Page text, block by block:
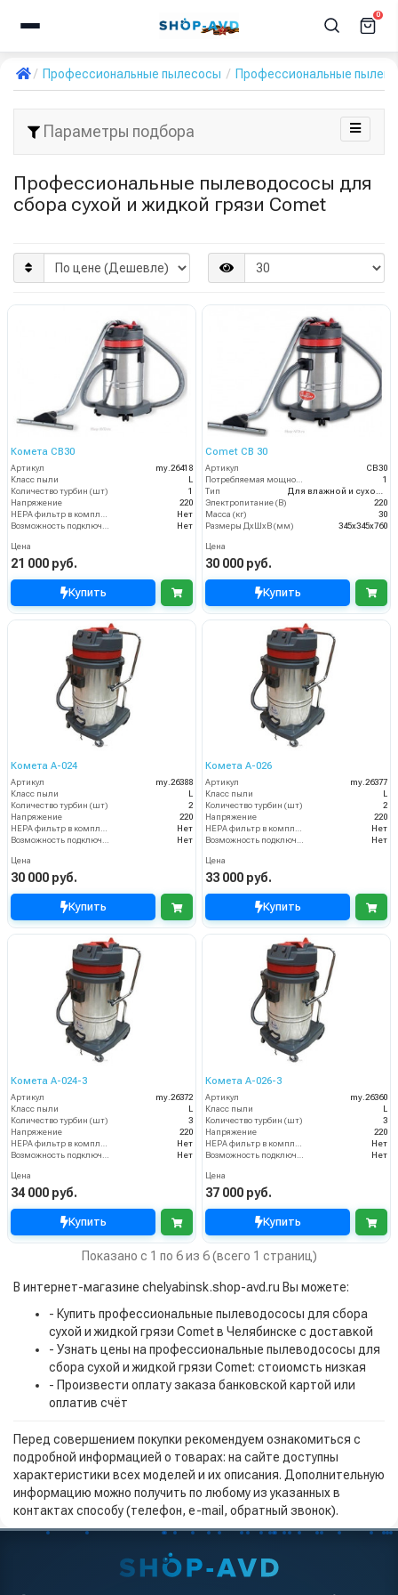
0
Профессиональные пылесосы Профессиональные
Параметры подбора
Профессиональные пылеводососы для
сбора сухой и жидкой грязи Comet
Комета CB30
Артикул
my.26418
Класс пыли
Количество турбин (шт)
1
Напряжение
220
Нет
Нет
Цена
21 000 руб.
Купить
Comet CB 30
Артикул
CB30
1
Тип
Электропитание (В)
220
Масса (кг)
30
Размеры ДхШхВ (мм)
345х345х760
Цена
30 000 руб.
Купить
Комета A-024
Артикул
my.26388
Класс пыли
L
Количество турбин (шт)
2
Напряжение
220
HEPA фильтр в комплекте
Нет
Возможность подключения электрощетки
Нет
Цена
30 000 руб.
Купить
Комета А-026
Артикул
my.26377
Класс пыли
L
Количество турбин (шт)
2
Напряжение
220
HEPA фильтр в комплекте
Нет
Возможность подключения электрощетки
Нет
Цена
33 000 руб.
Купить
Комета А-024-3
Артикул
my.26372
Класс пыли
L
Количество турбин (шт)
3
Напряжение
220
HEPA фильтр в комплекте
Нет
Возможность подключения электрощетки
Нет
Цена
34 000 руб.
Купить
Комета А-026-3
Артикул
my.26360
Класс пыли
L
Количество турбин (шт)
3
Напряжение
220
HEPA фильтр в комплекте
Нет
Возможность подключения электрощетки
Нет
Цена
37 000 руб.
Купить
Показано с 1 по 6 из 6 (всего 1 страниц)
В интернет-магазине chelyabinsk.shop-avd.ru Вы можете:
- Купить профессиональные пылеводососы для сбора
сухой и жидкой грязи Comet в Челябинске с доставкой
- Узнать цены на профессиональные пылеводососы для
сбора сухой и жидкой грязи Comet: стоиомсть низкая
- Произвести оплату заказа банковской картой или
оплатив счёт
Перед совершением покупки рекомендуем ознакомиться с
подробной информацией о товарах: на сайте доступны
характеристики всех моделей и их описания. Дополнительную
информацию можно получить по любому из указанных в
контактах способу (телефон, e-mail, обратный звонок).